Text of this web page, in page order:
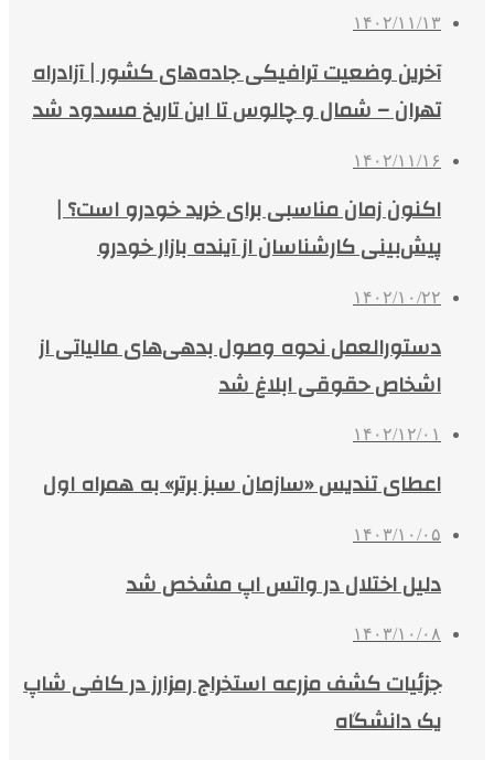
۱۴۰۲/۱۱/۱۳
آخرین وضعیت ترافیکی جاده‌های کشور | آزادراه
تهران – شمال و چالوس تا این تاریخ مسدود شد
۱۴۰۲/۱۱/۱۶
اکنون زمان مناسبی برای خرید خودرو است؟ |
پیش‌بینی کارشناسان از آینده بازار خودرو
۱۴۰۲/۱۰/۲۲
دستورالعمل نحوه وصول بدهی‌های مالیاتی از
اشخاص حقوقی ابلاغ شد
۱۴۰۲/۱۲/۰۱
اعطای تندیس «سازمان سبز برتر» به همراه اول
۱۴۰۳/۱۰/۰۵
دلیل اختلال در واتس اپ مشخص شد
۱۴۰۳/۱۰/۰۸
جزئیات کشف مزرعه استخراج رمزارز در کافی شاپ
یک دانشگاه